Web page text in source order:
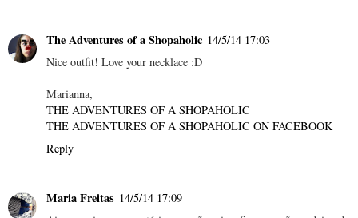
The Adventures of a Shopaholic 14/5/14 17:03
Nice outfit! Love your necklace :D
Marianna,
THE ADVENTURES OF A SHOPAHOLIC
THE ADVENTURES OF A SHOPAHOLIC ON FACEBOOK
Reply
Maria Freitas 14/5/14 17:09